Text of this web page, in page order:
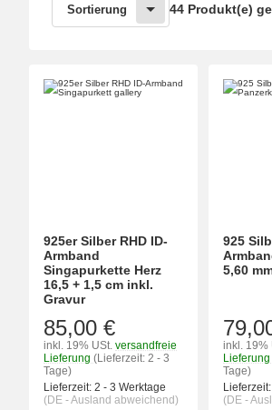
Sortierung 44 Produkt(e)
925er Silber RHD ID-
Armband
Singapurkette Herz
16,5 + 1,5 cm inkl.
Gravur
85,00 €
inkl. 19% USt. versandfreie
Lieferung (Lieferzeit: 2 - 3
Tage)
Lieferzeit: 2 - 3 Werktage
(DE - Ausland abweichend)
925
5,60
inkl. 19%
Lieferung
Tage)
Lieferzeit:
(DE -